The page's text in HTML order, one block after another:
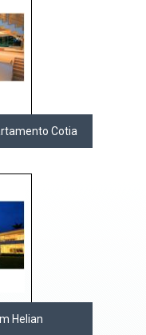
Cotia
Helian